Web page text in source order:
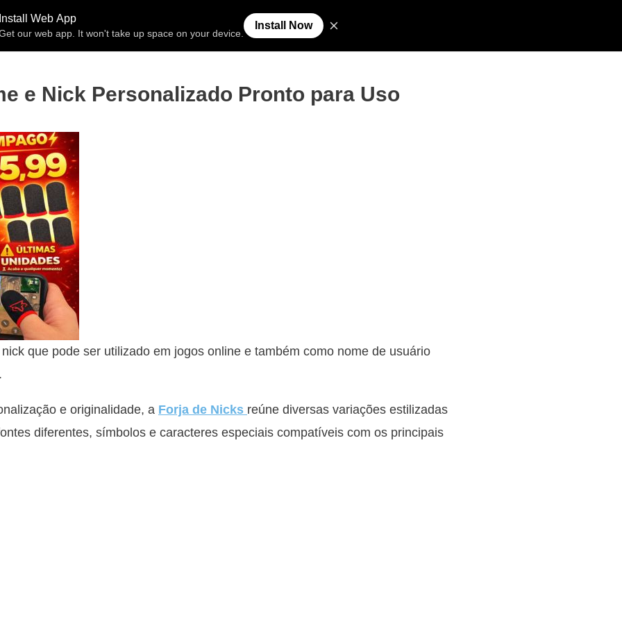
Free Fire Espaço Invisível Símbolos para Nick
e Nick Personalizado Pronto para Uso
que pode ser utilizado em jogos online e também como nome de usuário
e originalidade, a Forja de Nicks reúne diversas variações estilizadas
diferentes, símbolos e caracteres especiais compatíveis com os principais